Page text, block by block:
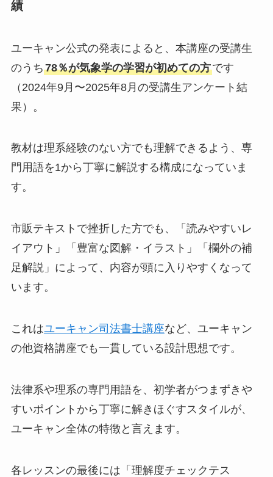
績
ユーキャン公式の発表によると、本講座の受講生
のうち78％が気象学の学習が初めての方です
（2024年9月〜2025年8月の受講生アンケート結
果）。
教材は理系経験のない方でも理解できるよう、専
門用語を1から丁寧に解説する構成になっていま
す。
市販テキストで挫折した方でも、「読みやすいレ
イアウト」「豊富な図解・イラスト」「欄外の補
足解説」によって、内容が頭に入りやすくなって
います。
これはユーキャン司法書士講座など、ユーキャン
の他資格講座でも一貫している設計思想です。
法律系や理系の専門用語を、初学者がつまずきや
すいポイントから丁寧に解きほぐすスタイルが、
ユーキャン全体の特徴と言えます。
各レッスンの最後には「理解度チェックテス